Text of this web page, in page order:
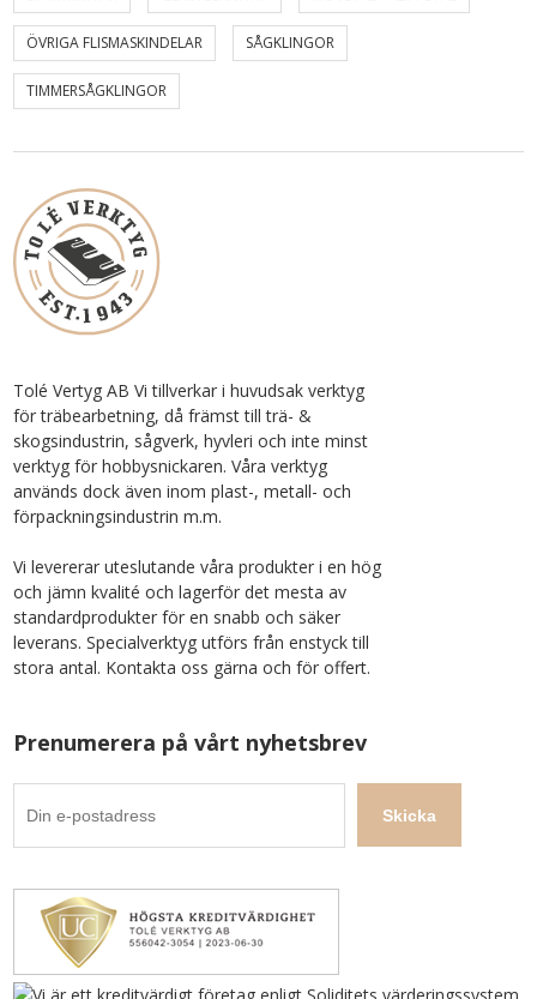
ÖVRIGA FLISMASKINDELAR SÅGKLINGOR
TIMMERSÅGKLINGOR
Tolé Vertyg AB Vi tillverkar i huvudsak verktyg
för träbearbetning, då främst till trä- &
skogsindustrin, sågverk, hyvleri och inte minst
verktyg för hobbysnickaren. Våra verktyg
används dock även inom plast-, metall- och
förpackningsindustrin m.m.
Vi levererar uteslutande våra produkter i en hög
och jämn kvalité och lagerför det mesta av
standardprodukter för en snabb och säker
leverans. Specialverktyg utförs från enstyck till
stora antal. Kontakta oss gärna och för offert.
Prenumerera på vårt nyhetsbrev